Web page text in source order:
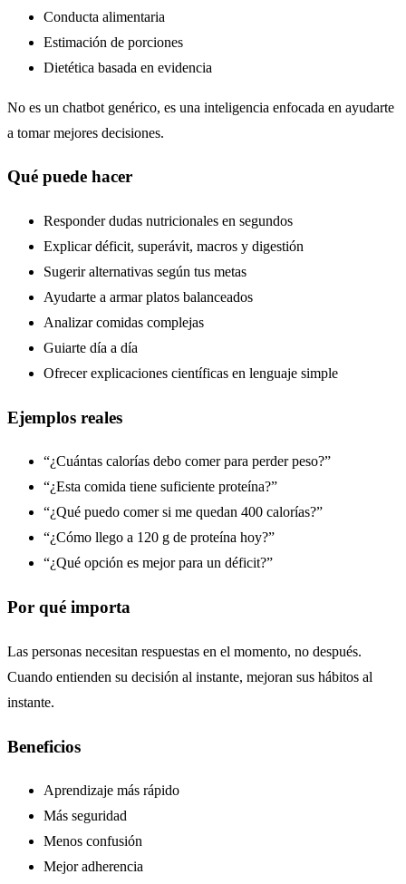
Conducta alimentaria
Estimación de porciones
Dietética basada en evidencia
No es un chatbot genérico, es una inteligencia enfocada en ayudarte
a tomar mejores decisiones.
Qué puede hacer
Responder dudas nutricionales en segundos
Explicar déficit, superávit, macros y digestión
Sugerir alternativas según tus metas
Ayudarte a armar platos balanceados
Analizar comidas complejas
Guiarte día a día
Ofrecer explicaciones científicas en lenguaje simple
Ejemplos reales
“¿Cuántas calorías debo comer para perder peso?”
“¿Esta comida tiene suficiente proteína?”
“¿Qué puedo comer si me quedan 400 calorías?”
“¿Cómo llego a 120 g de proteína hoy?”
“¿Qué opción es mejor para un déficit?”
Por qué importa
Las personas necesitan respuestas en el momento, no después.
Cuando entienden su decisión al instante, mejoran sus hábitos al
instante.
Beneficios
Aprendizaje más rápido
Más seguridad
Menos confusión
Mejor adherencia